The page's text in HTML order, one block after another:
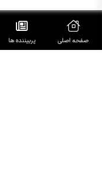
آخرین خبرهای روز
انفجار در مقر
صفحه اصلی پربیننده ها